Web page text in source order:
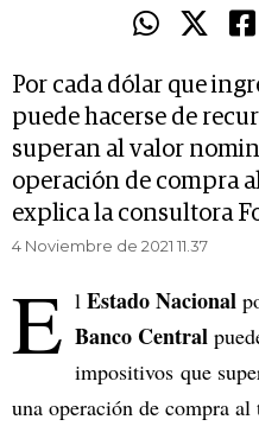
Por cada dólar que
puede hacerse de
superan al valor
operación de compra
explica la consultora
4 Noviembre de 2021 11.37
E l Estado Nacional
Banco Central
impositivos que
una operación de compra